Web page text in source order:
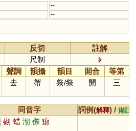
--
--
反切
註解
尺制
聲調 韻攝 韻目 開合
等第
去 蟹 祭/祭 開 三
同音字 詞例(解釋) / 備註
砌 蜡 沏 傺 瘛